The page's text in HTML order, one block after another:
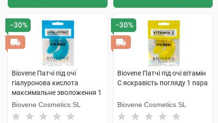
−30%
Biovene Патчі під очі
гіалуронова кислота
максимальне зволоження 1
пара
Biovene Cosmetics SL
−30%
Biovene Патчі під очі вітамін
C яскравість погляду 1 пара
Biovene Cosmetics SL